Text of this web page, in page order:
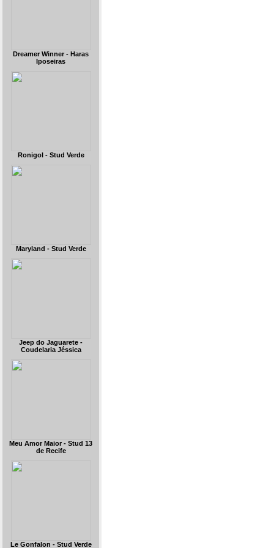
Dreamer Winner - Haras
Iposeiras
Ronigol - Stud Verde
Maryland - Stud Verde
Jeep do Jaguarete -
Coudelaria Jéssica
Meu Amor Maior - Stud 13
de Recife
Le Gonfalon - Stud Verde